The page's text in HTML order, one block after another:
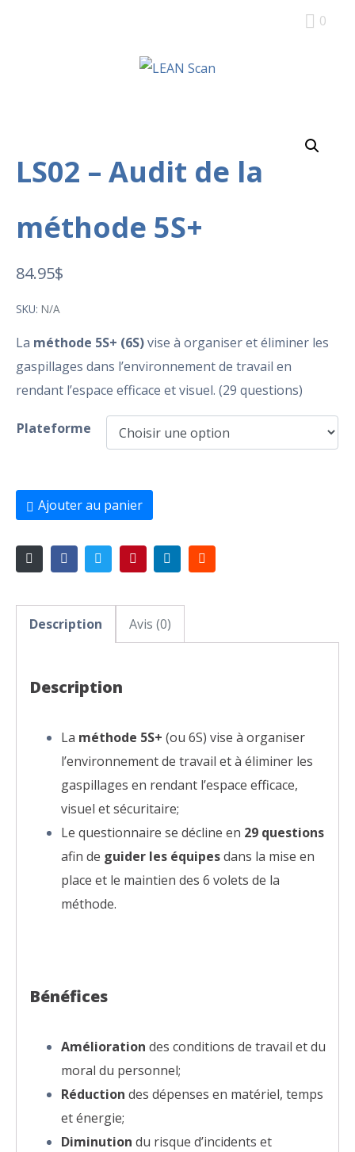
0
LS02 – Audit de la
méthode 5S+
84.95$
SKU: N/A
La méthode 5S+ (6S)vise à organiser et éliminer les
gaspillages dans l’environnement de travail en
rendant l’espace efficace et visuel. (29 questions)
Plateforme
Ajouter au panier
Description Avis (0)
Description
La méthode 5S+ (ou 6S) vise à organiser
l’environnement de travail et à éliminer les
gaspillages en rendant l’espace efficace,
visuel et sécuritaire;
Le questionnaire se décline en 29 questions
afin de guider les équipesdans la mise en
place et le maintien des 6 volets de la
méthode.
Bénéfices
Amélioration des conditions de travail et du
moral du personnel;
Réduction des dépenses en matériel, temps
et énergie;
Diminution du risque d’incidents et